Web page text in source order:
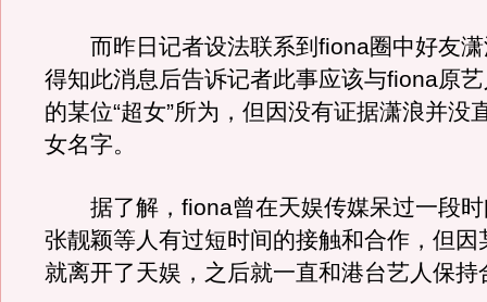
而昨日记者设法联系到fiona圈中好友潇
得知此消息后告诉记者此事应该与fiona原
的某位“超女”所为，但因没有证据潇浪并没
女名字。
据了解，fiona曾在天娱传媒呆过一段时
张靓颖等人有过短时间的接触和合作，但因
就离开了天娱，之后就一直和港台艺人保持